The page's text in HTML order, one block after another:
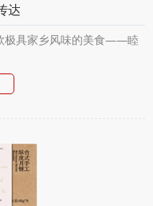
达
极具家乡风味的美食——睦